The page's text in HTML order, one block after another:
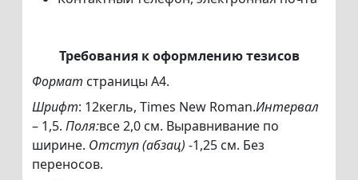
Требования к оформлению тезисов
Формат страницы А4.
Шрифт: 12кегль, Times New Roman.Интервал
– 1,5. Поля:все 2,0 см. Выравнивание по
ширине. Отступ (абзац) -1,25 см. Без
переносов.